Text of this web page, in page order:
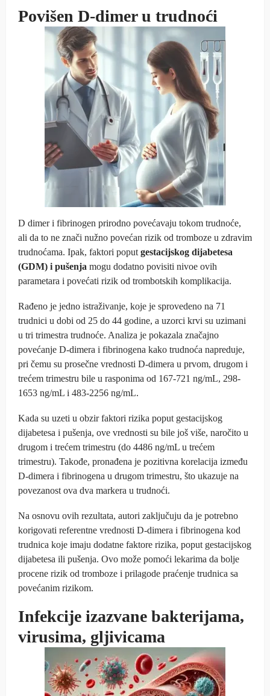
Povišen D-dimer u trudnoći
D dimer i fibrinogen prirodno povećavaju tokom trudnoće,
ali da to ne znači nužno povećan rizik od tromboze u zdravim
trudnoćama. Ipak, faktori poput gestacijskog dijabetesa
(GDM) i pušenja mogu dodatno povisiti nivoe ovih
parametara i povećati rizik od trombotskih komplikacija.
Rađeno je jedno istraživanje, koje je sprovedeno na 71
trudnici u dobi od 25 do 44 godine, a uzorci krvi su uzimani
u tri trimestra trudnoće. Analiza je pokazala značajno
povećanje D-dimera i fibrinogena kako trudnoća napreduje,
pri čemu su prosečne vrednosti D-dimera u prvom, drugom i
trećem trimestru bile u rasponima od 167-721 ng/mL, 298-
1653 ng/mL i 483-2256 ng/mL.
Kada su uzeti u obzir faktori rizika poput gestacijskog
dijabetesa i pušenja, ove vrednosti su bile još više, naročito u
drugom i trećem trimestru (do 4486 ng/mL u trećem
trimestru). Takođe, pronađena je pozitivna korelacija između
D-dimera i fibrinogena u drugom trimestru, što ukazuje na
povezanost ova dva markera u trudnoći.
Na osnovu ovih rezultata, autori zaključuju da je potrebno
korigovati referentne vrednosti D-dimera i fibrinogena kod
trudnica koje imaju dodatne faktore rizika, poput gestacijskog
dijabetesa ili pušenja. Ovo može pomoći lekarima da bolje
procene rizik od tromboze i prilagode praćenje trudnica sa
povećanim rizikom.
Infekcije izazvane bakterijama,
virusima, gljivicama